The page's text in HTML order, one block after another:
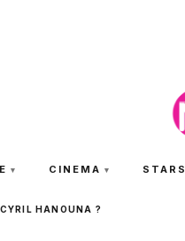
CINEMA STARS
HANOUNA ?